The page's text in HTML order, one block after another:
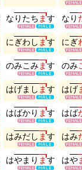
な り たち ます な り
に ぎわ し ます に ぎ
のみこ みます のみ
はげま し ます はげ
はばかり ます はば
はみだし ます はみ
はやま り ます はや